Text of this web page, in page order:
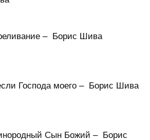
– Борис Шива
Господа моего – Борис Шива
Сын Божий – Борис